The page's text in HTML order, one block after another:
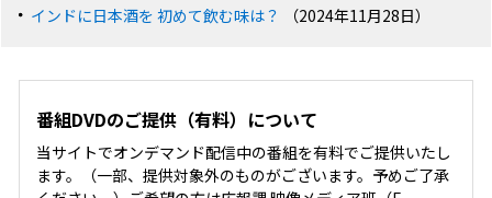
インドに日本酒を 初めて飲む味は？ （2024年11月28日）
番組DVDのご提供（有料）について
当サイトでオンデマンド配信中の番組を有料でご提供いたし
ます。（一部、提供対象外のものがございます。予めご了承